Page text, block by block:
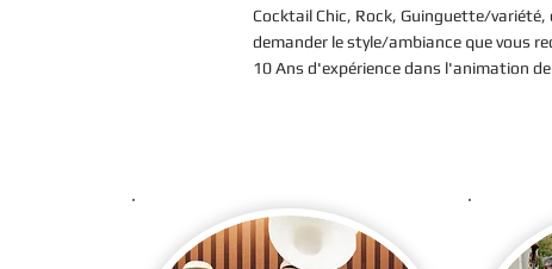
Cocktail Chic, Rock, Guinguette/
demander le style/ambiance que vous
10 Ans d'expérience dans l'animation